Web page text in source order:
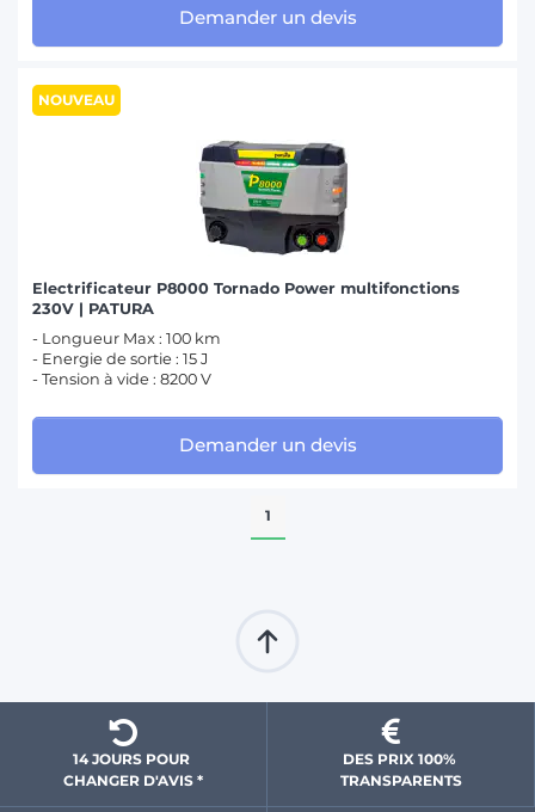
Demander un devis
NOUVEAU
Electrificateur P8000 Tornado Power multifonctions
230V | PATURA
- Longueur Max : 100 km
- Energie de sortie : 15 J
- Tension à vide : 8200 V
Demander un devis
1
14 JOURS POUR
CHANGER D'AVIS *
DES PRIX 100%
TRANSPARENTS